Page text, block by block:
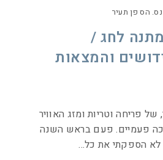
נס. הס פן תעיר
לחג /
והמצאות
של פריחה וטריות ומזג האוויר
פעמיים. פעם בראש השנה
הספקתי את כל…